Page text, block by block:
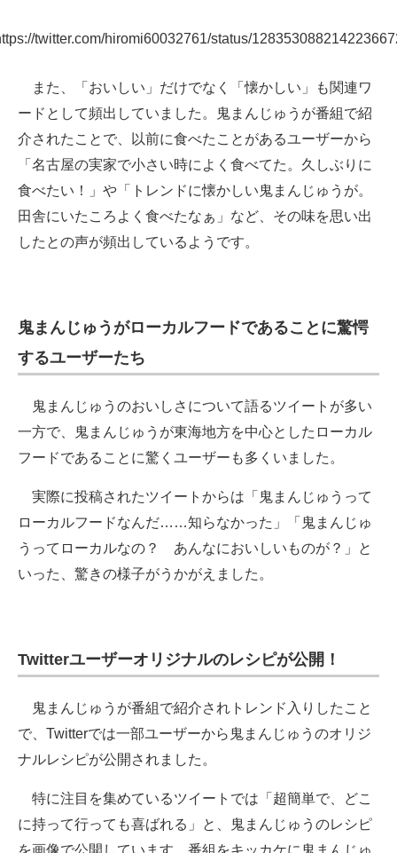
twitter.com/hiromi60032761/status/
また、「おいしい」だけでなく「懐かしい」も関連ワ
ードとして頻出していました。鬼まんじゅうが番組で紹
介されたことで、以前に食べたことがあるユーザーから
「名古屋の実家で小さい時によく食べてた。久しぶりに
食べたい！」や「トレンドに懐かしい鬼まんじゅうが。
田舎にいたころよく食べたなぁ」など、その味を思い出
したとの声が頻出しているようです。
鬼まんじゅうがローカルフードであることに驚愕
するユーザーたち
鬼まんじゅうのおいしさについて語るツイートが多い
一方で、鬼まんじゅうが東海地方を中心としたローカル
フードであることに驚くユーザーも多くいました。
実際に投稿されたツイートからは「鬼まんじゅうって
ローカルフードなんだ……知らなかった」「鬼まんじゅ
うってローカルなの？ あんなにおいしいものが？」と
いった、驚きの様子がうかがえました。
Twitterユーザーオリジナルのレシピが公開！
鬼まんじゅうが番組で紹介されトレンド入りしたこと
で、Twitterでは一部ユーザーから鬼まんじゅうのオリジ
ナルレシピが公開されました。
特に注目を集めているツイートでは「超簡単で、どこ
に持って行っても喜ばれる」と、鬼まんじゅうのレシピ